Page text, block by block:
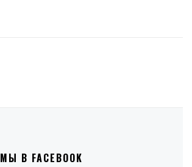
МЫ В FACEBOOK